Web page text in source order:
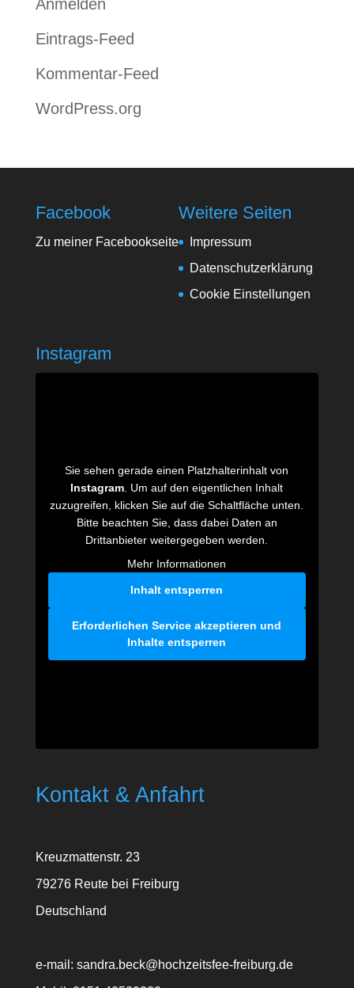
Anmelden
Eintrags-Feed
Kommentar-Feed
WordPress.org
Facebook
Zu meiner Facebookseite
Weitere Seiten
Impressum
Datenschutzerklärung
Cookie Einstellungen
Instagram
Sie sehen gerade einen Platzhalterinhalt von
Instagram. Um auf den eigentlichen Inhalt
zuzugreifen, klicken Sie auf die Schaltfläche unten.
Bitte beachten Sie, dass dabei Daten an
Drittanbieter weitergegeben werden.
Mehr Informationen
Inhalt entsperren
Erforderlichen Service akzeptieren und
Inhalte entsperren
Kontakt & Anfahrt
Kreuzmattenstr. 23
79276 Reute bei Freiburg
Deutschland
e-mail: sandra.beck@hochzeitsfee-freiburg.de